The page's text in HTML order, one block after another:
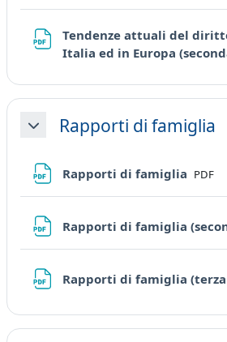
Tendenze attuali del
Italia ed in Europa
MinimizzaRapporti di famiglia
Rapporti di famiglia File
PDF
Rapporti di famiglia
Rapporti di famiglia